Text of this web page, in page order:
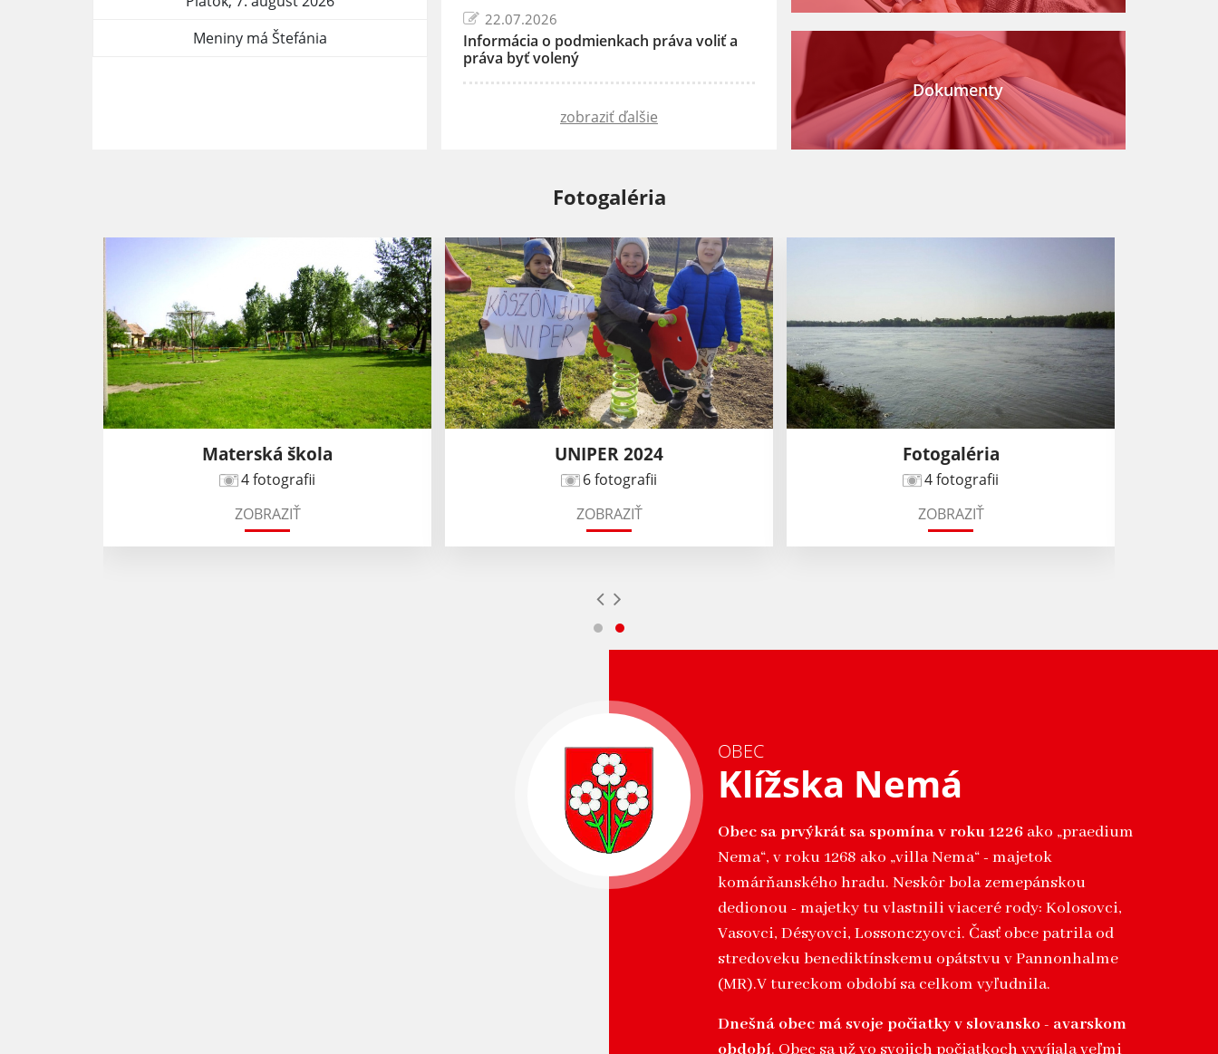
Meniny má Štefánia
22.07.2026
Informácia o podmienkach práva voliť a
práva byť volený
zobraziť ďalšie
Dokumenty
Fotogaléria
Materská škola
4 fotografii
ZOBRAZIŤ
UNIPER 2024
6 fotografii
ZOBRAZIŤ
Fotogaléria
4 fotografii
ZOBRAZIŤ
OBEC
Klížska Nemá
Obec sa prvýkrát sa spomína v roku 1226 ako „praedium
Nema“, v roku 1268 ako „villa Nema“ - majetok
komárňanského hradu. Neskôr bola zemepánskou
dedionou - majetky tu vlastnili viaceré rody: Kolosovci,
Vasovci, Désyovci, Lossonczyovci. Časť obce patrila od
stredoveku benediktínskemu opátstvu v Pannonhalme
(MR).V tureckom období sa celkom vyľudnila.
Dnešná obec má svoje počiatky v slovansko - avarskom